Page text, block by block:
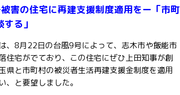
害の住宅に再建支援制度適用をー「市町
る」
、8月22日の台風9号によって、志木市や飯能市
住宅がでており、この住宅にぜひ上田知事が創
県と市町村の被災者生活再建支援金制度を適用
、と要望しました。